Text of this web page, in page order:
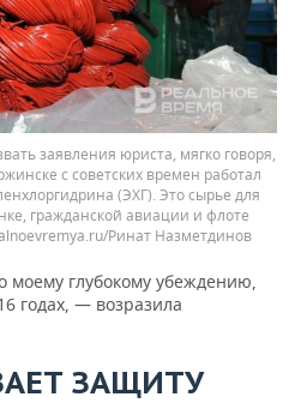
заявления юриста, мягко говоря,
с советских времен работал
(ЭХГ). Это сырье для
гражданской авиации и флоте
Ринат Назметдинов
глубокому убеждению,
годах, — возразила
ЗАЩИТУ